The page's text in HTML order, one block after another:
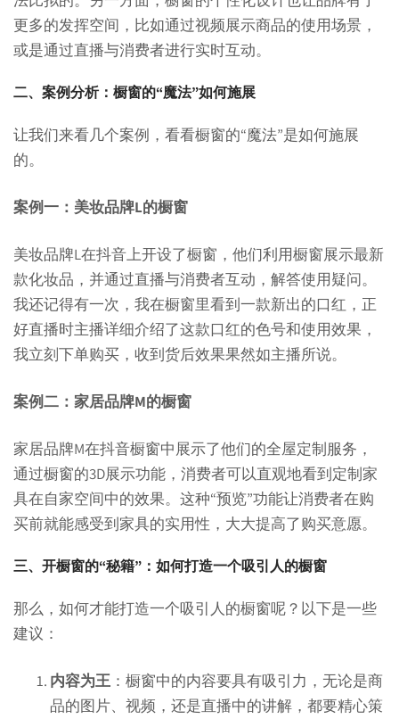
更多的发挥空间，比如通过视频展示商品的使用场景，
或是通过直播与消费者进行实时互动。
二、案例分析：橱窗的“魔法”如何施展
让我们来看几个案例，看看橱窗的“魔法”是如何施展
的。
案例一：美妆品牌L的橱窗
美妆品牌L在抖音上开设了橱窗，他们利用橱窗展示最新
款化妆品，并通过直播与消费者互动，解答使用疑问。
我还记得有一次，我在橱窗里看到一款新出的口红，正
好直播时主播详细介绍了这款口红的色号和使用效果，
我立刻下单购买，收到货后效果果然如主播所说。
案例二：家居品牌M的橱窗
家居品牌M在抖音橱窗中展示了他们的全屋定制服务，
通过橱窗的3D展示功能，消费者可以直观地看到定制家
具在自家空间中的效果。这种“预览”功能让消费者在购
买前就能感受到家具的实用性，大大提高了购买意愿。
三、开橱窗的“秘籍”：如何打造一个吸引人的橱窗
那么，如何才能打造一个吸引人的橱窗呢？以下是一些
建议：
内容为王：橱窗中的内容要具有吸引力，无论是商
品的图片、视频，还是直播中的讲解，都要精心策